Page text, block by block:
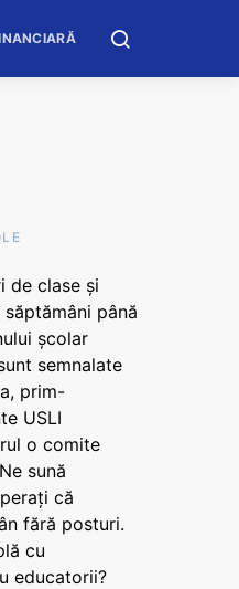
de clase și
până
școlar
semnalate
prim-
USLI
o comite
sună
că
fără posturi.
cu
educatorii?